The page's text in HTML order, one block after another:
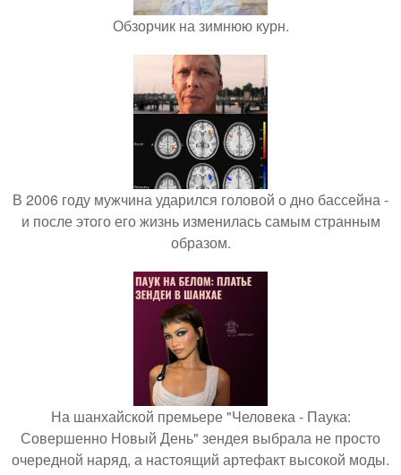
Обзорчик на зимнюю курн.
В 2006 году мужчина ударился головой о дно бассейна -
и после этого его жизнь изменилась самым странным
образом.
На шанхайской премьере "Человека - Паука:
Совершенно Новый День" зендея выбрала не просто
очередной наряд, а настоящий артефакт высокой моды.